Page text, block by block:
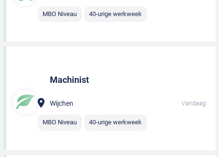
MBO Niveau 40-urige werkweek
Machinist
Wijchen Vandaag
MBO Niveau 40-urige werkweek